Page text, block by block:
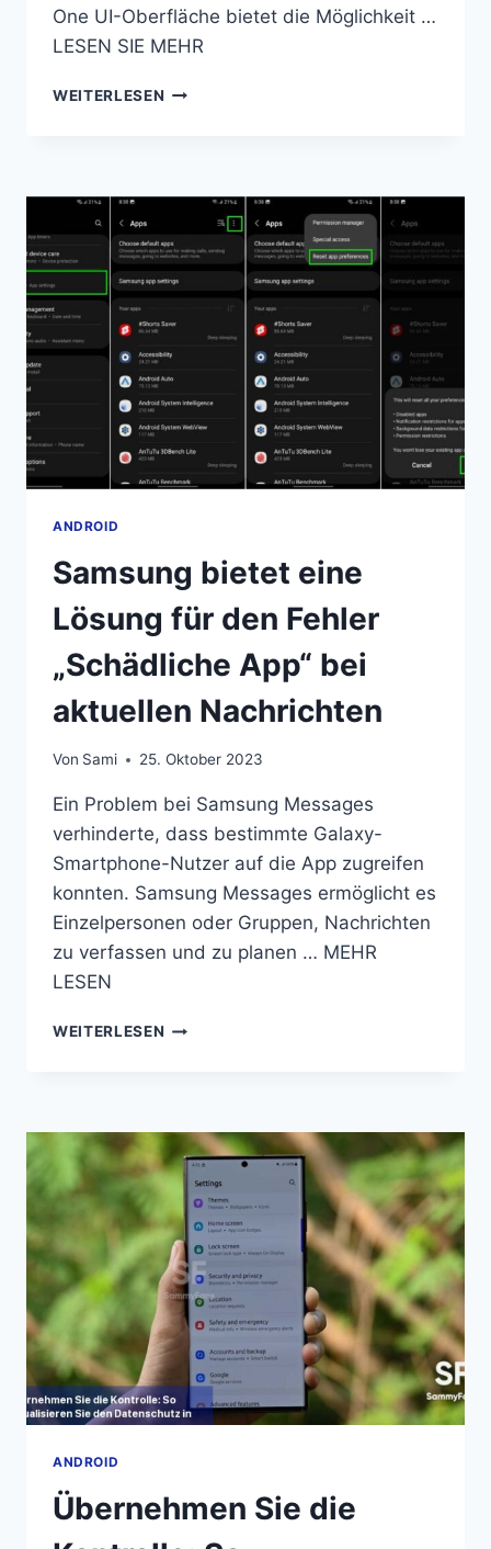
One UI-Oberfläche bietet die Möglichkeit …
LESEN SIE MEHR
WEITERLESEN GALAXY
HOME-
UND
HINZUFÜGEN
VERSCHIEDENER
AKTIONEN
ANDROID
Samsung bietet eine
Lösung für den Fehler
„Schädliche App“ bei
aktuellen Nachrichten
Von Sami 25. Oktober 2023
Ein Problem bei Samsung Messages
verhinderte, dass bestimmte Galaxy-
Smartphone-Nutzer auf die App zugreifen
konnten. Samsung Messages ermöglicht es
Einzelpersonen oder Gruppen, Nachrichten
zu verfassen und zu planen … MEHR
LESEN
WEITERLESEN SAMSUNG
DEN
FEHLER
„SCHÄDLICHE
APP“
BEI
AKTUELLEN
NACHRICHTEN
ANDROID
Übernehmen Sie die